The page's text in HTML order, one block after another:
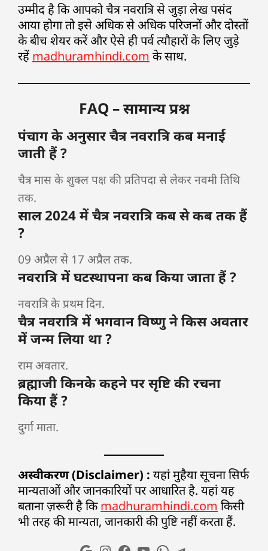
उम्मीद है कि आपको चैत्र नवरात्रि से जुड़ा लेख पसंद
आया होगा तो इसे अधिक से अधिक परिजनों और दोस्तों
के बीच शेयर करें और ऐसे ही पर्व त्यौहारों के लिए जुड़े
रहें madhuramhindi.com के साथ.
FAQ – सामान्य प्रश्न
पंचाग के अनुसार चैत्र नवरात्रि कब मनाई
जाती हैं ?
चैत्र मास के शुक्ल पक्ष की प्रतिपदा से लेकर नवमी तिथि
तक.
साल 2024 में चैत्र नवरात्रि कब से कब तक हैं
?
09 अप्रैल से 17 अप्रैल तक.
नवरात्रि में घटस्थापना कब किया जाता हैं ?
नवरात्रि के प्रथम दिन.
चैत्र नवरात्रि में भगवान विष्णु ने किस अवतार
में जन्म लिया था ?
राम अवतार.
ब्रह्माजी किनके कहने पर सृष्टि की रचना
किया हैं ?
दुर्गा माता.
अस्वीकरण (Disclaimer) : यहां मुहैया सूचना सिर्फ
मान्यताओं और जानकारियों पर आधारित है. यहां यह
बताना ज़रूरी है किmadhuramhindi.com किसी
भी तरह की मान्यता, जानकारी की पुष्टि नहीं करता हैं.